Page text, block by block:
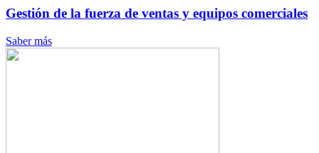
Gestión de la fuerza de ventas y equipos comerciales
Saber más